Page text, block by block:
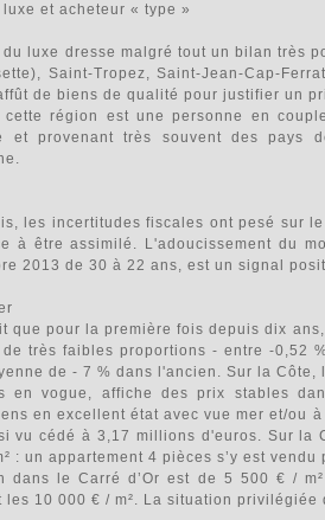
et acheteur « type »
luxe dresse malgré tout un bilan très
Saint-Tropez, Saint-Jean-Cap-
de biens de qualité pour justifier un
cette région est une personne en
et provenant très souvent des pays
les incertitudes fiscales ont pesé sur
à être assimilé. L'adoucissement du
2013 de 30 à 22 ans, est un signal
que pour la première fois depuis dix
de très faibles proportions - entre -
de - 7 % dans l'ancien. Sur la
en vogue, affiche des prix stables
en excellent état avec vue mer et/ou
vu cédé à 3,17 millions d'euros. Sur
: un appartement 4 pièces s’y est
dans le Carré d’Or est de 5 500 € /
les 10 000 € / m². La situation